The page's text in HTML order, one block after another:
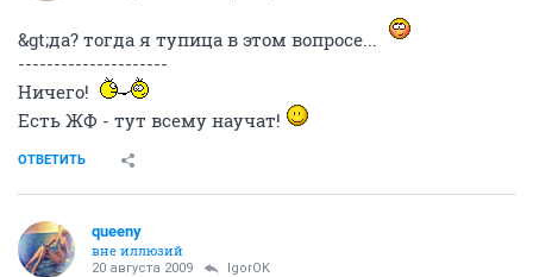
&gt;да? тогда я тупица в этом вопросе...
---------------------
Ничего!
Есть ЖФ - тут всему научат!
ОТВЕТИТЬ
queeny
вне иллюзий
20 августа 2009 IgorOK